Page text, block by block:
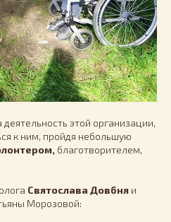
этой организации,
к ним, пройдя небольшую
благотворителем,
Святослава Довбня и
Морозовой: